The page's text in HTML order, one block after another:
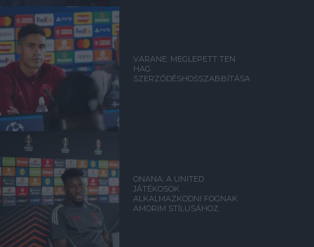
VARANE: MEGLEPETT TEN
HAG
SZERZŐDÉSHOSSZABBÍTÁSA
ONANA: A UNITED
JÁTÉKOSOK
ALKALMAZKODNI FOGNAK
AMORIM STÍLUSÁHOZ